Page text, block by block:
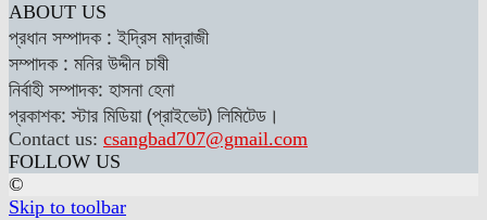
ABOUT US
প্রধান সম্পাদক : ইদ্রিস মাদ্রাজী
সম্পাদক : মনির উদ্দীন চাষী
নির্বাহী সম্পাদক: হাসনা হেনা
প্রকাশক: স্টার মিডিয়া (প্রাইভেট) লিমিটেড।
Contact us: csangbad707@gmail.com
FOLLOW US
©
Skip to toolbar